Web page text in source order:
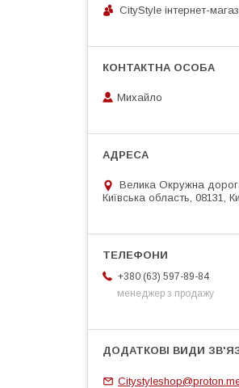
CityStylе iнтернет-
Михайло
Велика Окружна
Київська область, 08131,
+380 (63) 597-89-84
менеджер з продажу